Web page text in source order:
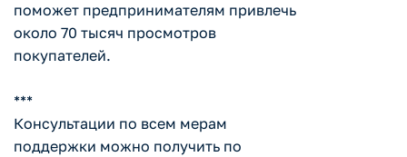
поможет предпринимателям привлечь
около 70 тысяч просмотров
покупателей.
***
Консультации по всем мерам
поддержки можно получить по